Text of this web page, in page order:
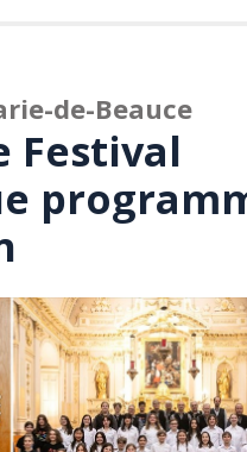
de-Beauce
Festival